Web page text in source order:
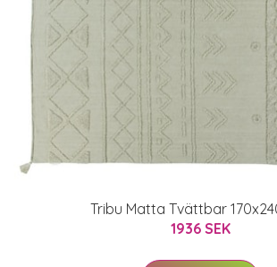
Tribu Matta Tvättbar
1936 SEK